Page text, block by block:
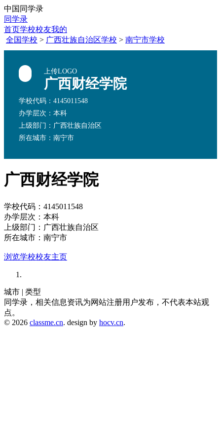
中国同学录
同学录
首页学校校友我的
全国学校 > 广西壮族自治区学校 > 南宁市学校
上传LOGO
广西财经学院
学校代码：4145011548
办学层次：本科
上级部门：广西壮族自治区
所在城市：南宁市
广西财经学院
学校代码：4145011548
办学层次：本科
上级部门：广西壮族自治区
所在城市：南宁市
浏览学校校友主页
城市 | 类型
同学录，相关信息资讯为网站注册用户发布，不代表本站观
点。
© 2026 classme.cn. design by hocv.cn.